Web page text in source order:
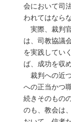
会において司
われてはなら
実際、裁判
は、司教協議
を実践してい
ば、成功を収
裁判への近
への正当かつ
続きそのもの
のも、教会は